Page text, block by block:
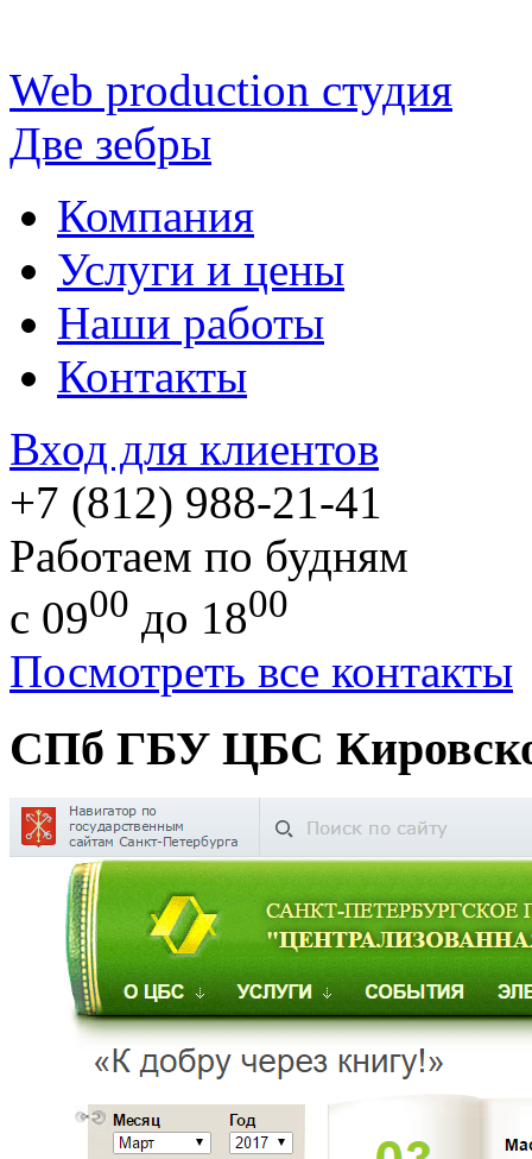
Web production студия
Две зебры
Компания
Услуги и цены
Наши работы
Контакты
Вход для клиентов
+7 (812) 988-21-41
Работаем по будням
с 0900 до 1800
Посмотреть все контакты
СПб ГБУ ЦБС